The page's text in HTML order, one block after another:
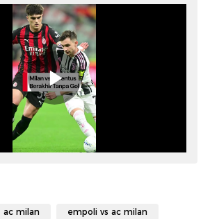
ac milan empoli vs ac milan